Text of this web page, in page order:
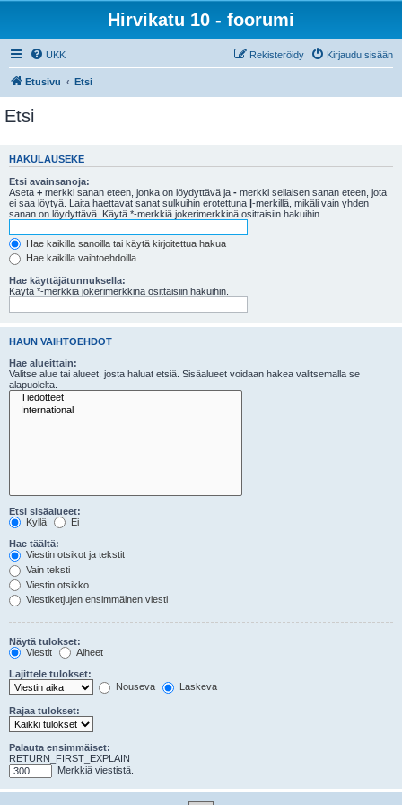
Hirvikatu 10 - foorumi
UKK Kirjaudu sisään
Rekisteröidy
Etusivu Etsi
Etsi
HAKULAUSEKE
Etsi avainsanoja:
Aseta + merkki sanan eteen, jonka on löydyttävä ja - merkki sellaisen sanan eteen, jota
ei saa löytyä. Laita haettavat sanat sulkuihin erotettuna |-merkillä, mikäli vain yhden
sanan on löydyttävä. Käytä *-merkkiä jokerimerkkinä osittaisiin hakuihin.
Hae kaikilla sanoilla tai käytä kirjoitettua hakua
Hae kaikilla vaihtoehdoilla
Hae käyttäjätunnuksella:
Käytä *-merkkiä jokerimerkkinä osittaisiin hakuihin.
HAUN VAIHTOEHDOT
Hae alueittain:
Valitse alue tai alueet, josta haluat etsiä. Sisäalueet voidaan hakea valitsemalla se
alapuolelta.
Etsi sisäalueet:
Kyllä
Ei
Hae täältä:
Viestin otsikot ja tekstit
Vain teksti
Viestin otsikko
Viestiketjujen ensimmäinen viesti
Näytä tulokset:
Viestit
Aiheet
Lajittele tulokset:
Nouseva
Laskeva
Rajaa tulokset:
Palauta ensimmäiset:
RETURN_FIRST_EXPLAIN
Merkkiä viestistä.